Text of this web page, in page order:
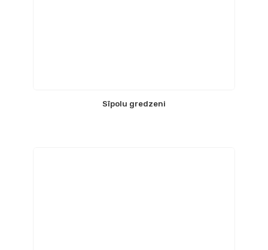
Sīpolu gredzeni